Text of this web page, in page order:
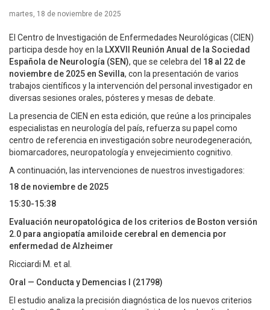
martes, 18 de noviembre de 2025
El Centro de Investigación de Enfermedades Neurológicas (CIEN)
participa desde hoy en la LXXVII Reunión Anual de la Sociedad
Española de Neurología (SEN), que se celebra del 18 al 22 de
noviembre de 2025 en Sevilla, con la presentación de varios
trabajos científicos y la intervención del personal investigador en
diversas sesiones orales, pósteres y mesas de debate.
La presencia de CIEN en esta edición, que reúne a los principales
especialistas en neurología del país, refuerza su papel como
centro de referencia en investigación sobre neurodegeneración,
biomarcadores, neuropatología y envejecimiento cognitivo.
A continuación, las intervenciones de nuestros investigadores:
18 de noviembre de 2025
15:30-15:38
Evaluación neuropatológica de los criterios de Boston versión
2.0 para angiopatía amiloide cerebral en demencia por
enfermedad de Alzheimer
Ricciardi M. et al.
Oral — Conducta y Demencias I (21798)
El estudio analiza la precisión diagnóstica de los nuevos criterios